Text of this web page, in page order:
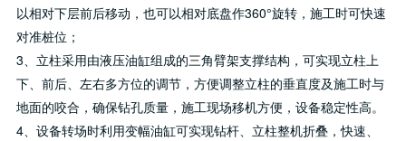
以相对下层前后移动，也可以相对底盘作360°旋转，施工时可快速
对准桩位；
3、立柱采用由液压油缸组成的三角臂架支撑结构，可实现立柱上
下、前后、左右多方位的调节，方便调整立柱的垂直度及施工时与
地面的咬合，确保钻孔质量，施工现场移机方便，设备稳定性高。
4、设备转场时利用变幅油缸可实现钻杆、立柱整机折叠，快速、